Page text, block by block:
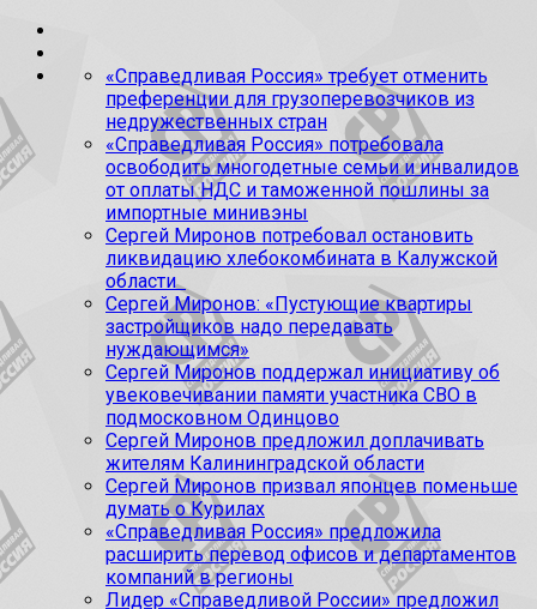
«Справедливая Россия» требует отменить
преференции для грузоперевозчиков из
недружественных стран
«Справедливая Россия» потребовала
освободить многодетные семьи и инвалидов
от оплаты НДС и таможенной пошлины за
импортные минивэны
Сергей Миронов потребовал остановить
ликвидацию хлебокомбината в Калужской
области
Сергей Миронов: «Пустующие квартиры
застройщиков надо передавать
нуждающимся»
Сергей Миронов поддержал инициативу об
увековечивании памяти участника СВО в
подмосковном Одинцово
Сергей Миронов предложил доплачивать
жителям Калининградской области
Сергей Миронов призвал японцев поменьше
думать о Курилах
«Справедливая Россия» предложила
расширить перевод офисов и департаментов
компаний в регионы
Лидер «Справедливой России» предложил